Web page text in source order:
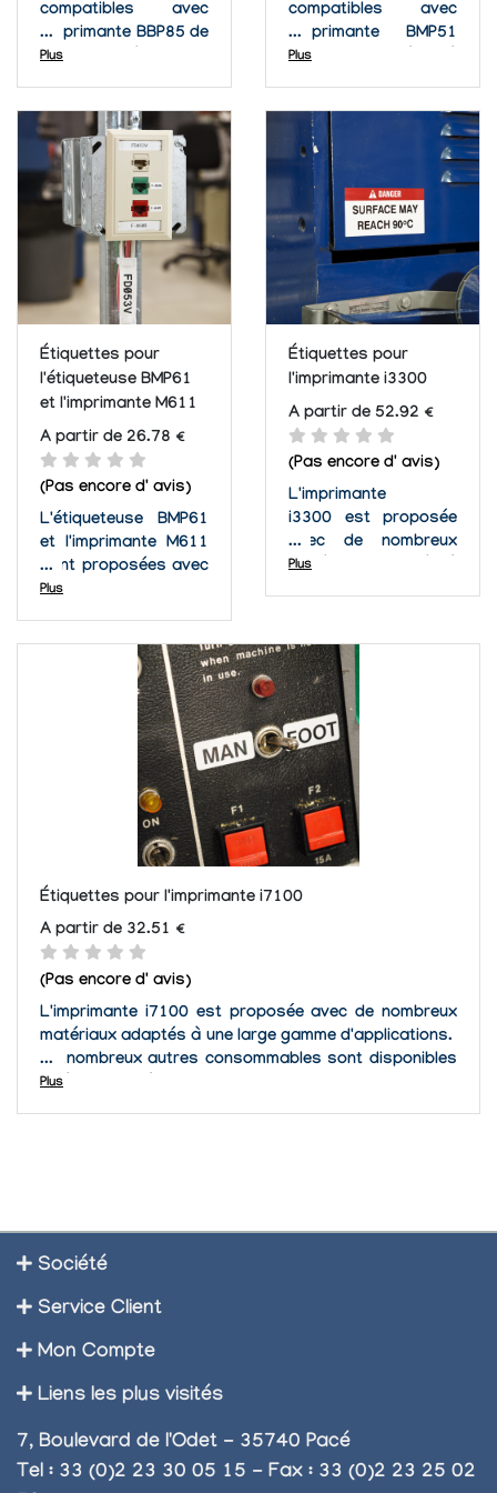
compatibles avec
l'imprimante BBP85 de
Brady. Ces étiquettes
des câbles, des
plaques signalétiques
et d'identification
générale et
industrielle.
Plus
compatibles avec
l'imprimante BMP51
de Brady. Grâce à
plus rapidement, plus
facilement et avec
plus d'assurance.
Plus
Étiquettes pour
l'étiqueteuse BMP61
et l'imprimante M611
A partir de 26.78 €
(Pas encore d' avis)
L'étiqueteuse BMP61
et l'imprimante M611
sont proposées avec
de nombreux
d'applications. De
nombreux autres
consommables sont
disponibles n'hésitez
pas à nous contacter
si vous ne trouver
Plus
Étiquettes pour
l'imprimante i3300
A partir de 52.92 €
(Pas encore d' avis)
L'imprimante
i3300 est proposée
avec de nombreux
matériaux adaptés à
consommables sont
disponibles n'hésitez
pas à nous contacter
si vous ne trouver
pas les rubans ou
les...
Plus
Étiquettes pour l'imprimante i7100
A partir de 32.51 €
(Pas encore d' avis)
L'imprimante i7100 est proposée avec de nombreux
matériaux adaptés à une large gamme d'applications.
De nombreux autres consommables sont disponibles
n'hésitez pas à nous contacter si vous ne trouver pas
Plus
Société
Service Client
Mon Compte
Liens les plus visités
7, Boulevard de l'Odet - 35740 Pacé
Tel : 33 (0)2 23 30 05 15 - Fax : 33 (0)2 23 25 02